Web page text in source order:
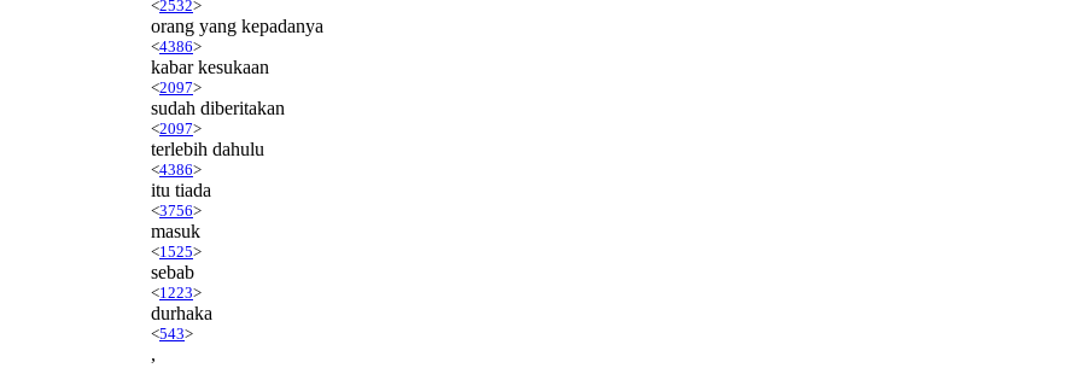
<2532>
orang yang kepadanya
<4386>
kabar kesukaan
<2097>
sudah diberitakan
<2097>
terlebih dahulu
<4386>
itu tiada
<3756>
masuk
<1525>
sebab
<1223>
durhaka
<543>
,